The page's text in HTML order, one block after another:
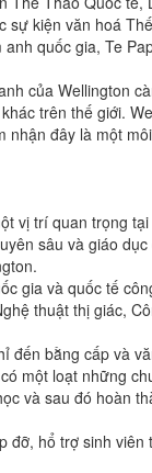
sự kiện văn hoá
quốc gia, Te
của Wellington
trên thế giới.
nhận đây là một
vị trí quan trọng
sâu và giáo
gia và quốc tế
thuật thị giác,
bằng cấp và
một loạt những
và sau đó hoàn
hổ trợ sinh